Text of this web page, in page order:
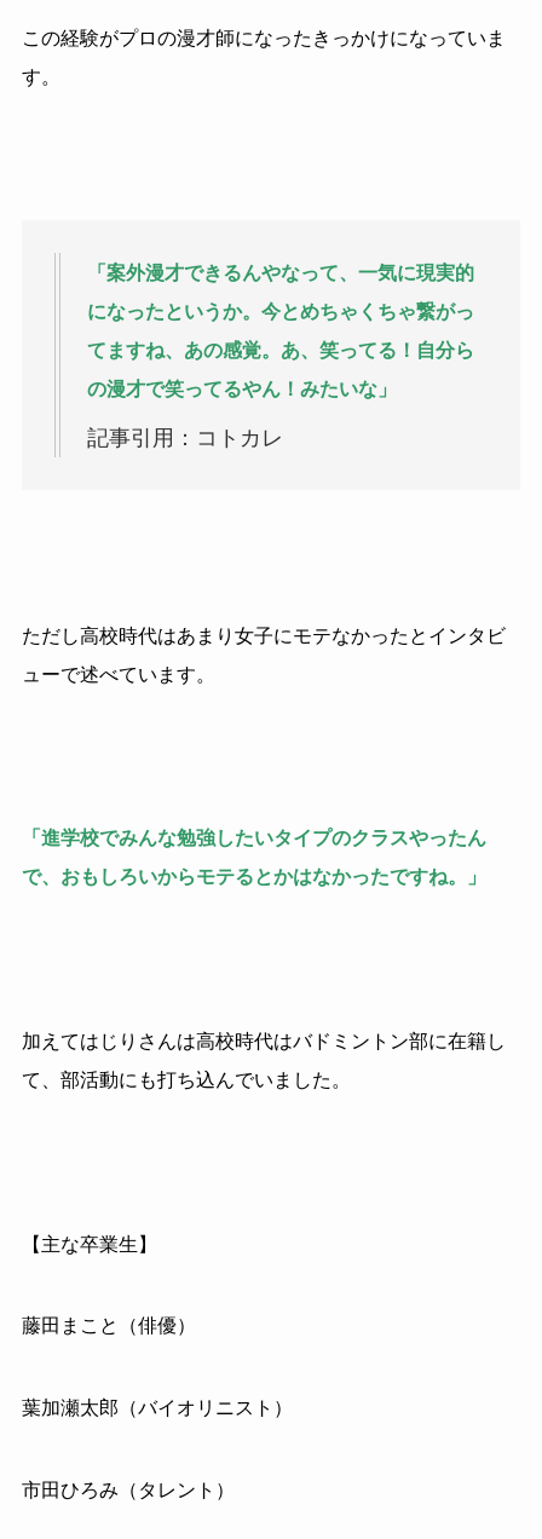
この経験がプロの漫才師になったきっかけになっていま
す。
「案外漫才できるんやなって、一気に現実的
になったというか。今とめちゃくちゃ繋がっ
てますね、あの感覚。あ、笑ってる！自分ら
の漫才で笑ってるやん！みたいな」
記事引用：コトカレ
ただし高校時代はあまり女子にモテなかったとインタビ
ューで述べています。
「進学校でみんな勉強したいタイプのクラスやったん
で、おもしろいからモテるとかはなかったですね。」
加えてはじりさんは高校時代はバドミントン部に在籍し
て、部活動にも打ち込んでいました。
【主な卒業生】
藤田まこと（俳優）
葉加瀬太郎（バイオリニスト）
市田ひろみ（タレント）